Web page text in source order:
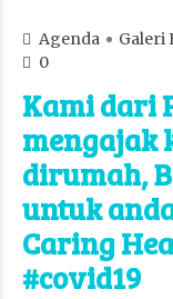
Agenda Galeri
0
Kami dari
mengajak
dirumah,
untuk
Caring
#covid19